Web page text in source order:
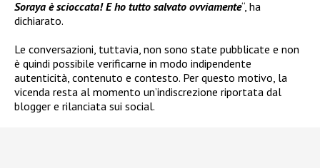
Soraya è scioccata! E ho tutto salvato ovviamente“, ha
dichiarato.
Le conversazioni, tuttavia, non sono state pubblicate e non
è quindi possibile verificarne in modo indipendente
autenticità, contenuto e contesto. Per questo motivo, la
vicenda resta al momento un’indiscrezione riportata dal
blogger e rilanciata sui social.